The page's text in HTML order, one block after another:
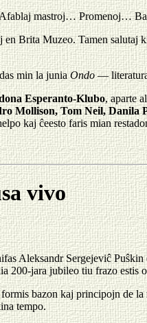
Afablaj mastroj… Promenoj…
Brita Muzeo. Tamen salutaj
min la juniaOndo—
Esperanto-Klubo, aparte
Mollison, Tom Neil,
kaj ĉeesto faris mian
vivo
Aleksandr Sergejeviĉ
200-jara jubileo tiu frazo estis
bazon kaj principojn de
tempo.